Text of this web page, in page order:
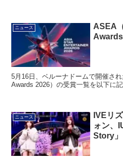
ニュース
ASEA
5月16日、ベルーナドームで開催さ
Awards 2026）の受賞一覧を以下に記
ニュース
IVEリ
ォン、
Story」